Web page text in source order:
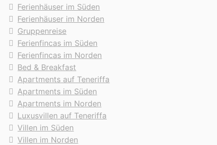
Ferienhäuser im Süden
Ferienhäuser im Norden
Gruppenreise
Ferienfincas im Süden
Ferienfincas im Norden
Bed & Breakfast
Apartments auf Teneriffa
Apartments im Süden
Apartments im Norden
Luxusvillen auf Teneriffa
Villen im Süden
Villen im Norden